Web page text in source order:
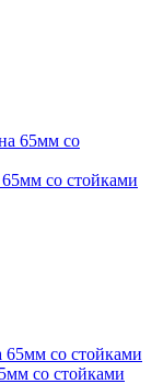
со стойками
со стойками